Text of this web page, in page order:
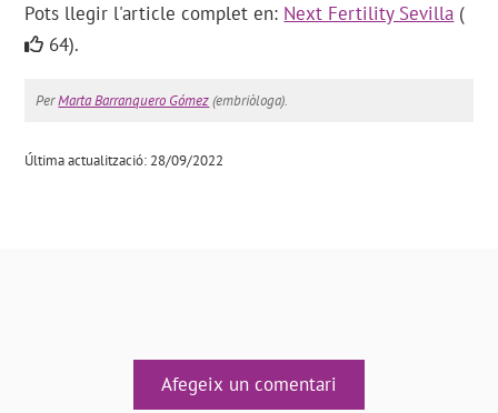
Pots llegir l'article complet en: Next Fertility Sevilla (
64).
PerMarta Barranquero Gómez(embriòloga).
Última actualització: 28/09/2022
Afegeix un comentari